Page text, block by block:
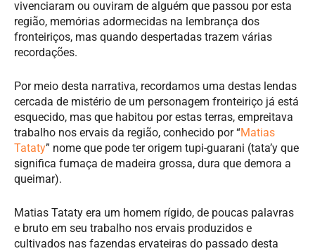
vivenciaram ou ouviram de alguém que passou por esta
região, memórias adormecidas na lembrança dos
fronteiriços, mas quando despertadas trazem várias
recordações.
Por meio desta narrativa, recordamos uma destas lendas
cercada de mistério de um personagem fronteiriço já está
esquecido, mas que habitou por estas terras, empreitava
trabalho nos ervais da região, conhecido por “Matias
Tataty” nome que pode ter origem tupi-guarani (tata’y que
significa fumaça de madeira grossa, dura que demora a
queimar).
Matias Tataty era um homem rígido, de poucas palavras
e bruto em seu trabalho nos ervais produzidos e
cultivados nas fazendas ervateiras do passado desta